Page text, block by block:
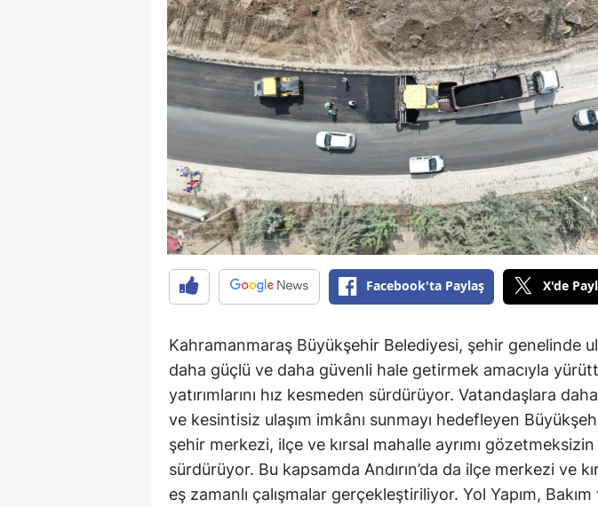
Facebook'ta Paylaş X'de
Kahramanmaraş Büyükşehir Belediyesi, şehir genelinde
daha güçlü ve daha güvenli hale getirmek amacıyla
yatırımlarını hız kesmeden sürdürüyor. Vatandaşlara
ve kesintisiz ulaşım imkânı sunmayı hedefleyen
şehir merkezi, ilçe ve kırsal mahalle ayrımı gözetmeksizin
sürdürüyor. Bu kapsamda Andırın’da da ilçe merkezi ve
eş zamanlı çalışmalar gerçekleştiriliyor. Yol Yapım, Bakım